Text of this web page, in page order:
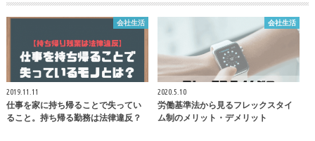
会社生活
2019.11.11
仕事を家に持ち帰ることで失ってい
ること。持ち帰る勤務は法律違反？
会社生活
2020.5.10
労働基準法から見るフレックスタイ
ム制のメリット・デメリット